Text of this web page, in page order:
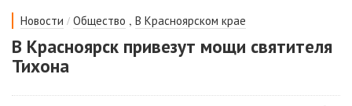
Новости / Общество , В Красноярском крае
В Красноярск привезут мощи святителя
Тихона